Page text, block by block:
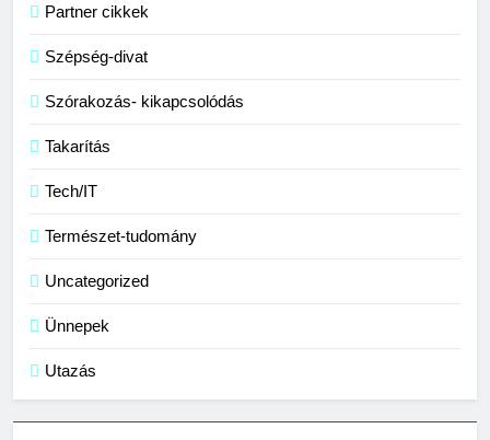
Partner cikkek
Szépség-divat
Szórakozás- kikapcsolódás
Takarítás
Tech/IT
Természet-tudomány
Uncategorized
Ünnepek
Utazás